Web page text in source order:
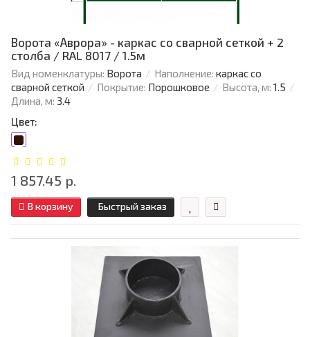
Ворота «Аврора» - каркас со сварной сеткой + 2
столба / RAL 8017 / 1.5м
Вид номенклатуры: Ворота Наполнение: каркас со
сварной сеткой
Покрытие: Порошковое Высота, м: 1.5
Длина, м: 3.4
Цвет:
1 857.45 р.
В корзину Быстрый заказ